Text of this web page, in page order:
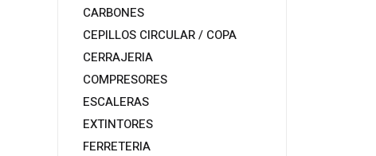
CARBONES
CEPILLOS CIRCULAR / COPA
CERRAJERIA
COMPRESORES
ESCALERAS
EXTINTORES
FERRETERIA